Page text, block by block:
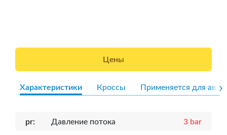
Цены
Характеристики Кроссы Применяется для авто
pr: Давление потока 3 bar